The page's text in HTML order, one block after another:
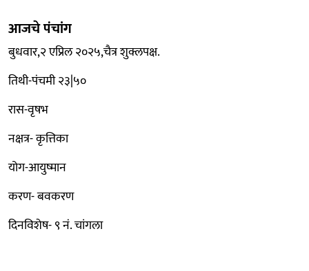
आजचे पंचांग
बुधवार,२ एप्रिल २०२५,चैत्र शुक्लपक्ष.
तिथी-पंचमी २३|५०
रास-वृषभ
नक्षत्र- कृत्तिका
योग-आयुष्मान
करण- बवकरण
दिनविशेष- ९ नं. चांगला